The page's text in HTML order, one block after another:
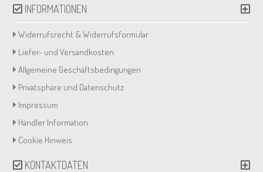
INFORMATIONEN
Widerrufsrecht & Widerrufsformular
Liefer- und Versandkosten
Allgemeine Geschäftsbedingungen
Privatsphäre und Datenschutz
Impressum
Händler Information
Cookie Hinweis
KONTAKTDATEN